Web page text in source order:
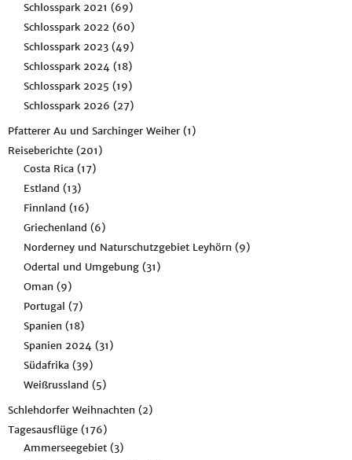
Schlosspark 2021 (69)
Schlosspark 2022 (60)
Schlosspark 2023 (49)
Schlosspark 2024 (18)
Schlosspark 2025 (19)
Schlosspark 2026 (27)
Pfatterer Au und Sarchinger Weiher (1)
Reiseberichte (201)
Costa Rica (17)
Estland (13)
Finnland (16)
Griechenland (6)
Norderney und Naturschutzgebiet Leyhörn (9)
Odertal und Umgebung (31)
Oman (9)
Portugal (7)
Spanien (18)
Spanien 2024 (31)
Südafrika (39)
Weißrussland (5)
Schlehdorfer Weihnachten (2)
Tagesausflüge (176)
Ammerseegebiet (3)